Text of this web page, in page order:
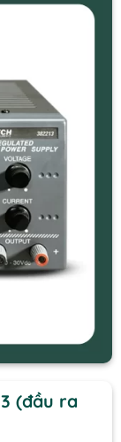
(đầu ra